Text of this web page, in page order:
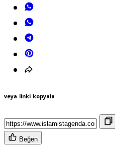
veya linki kopyala
Beğen